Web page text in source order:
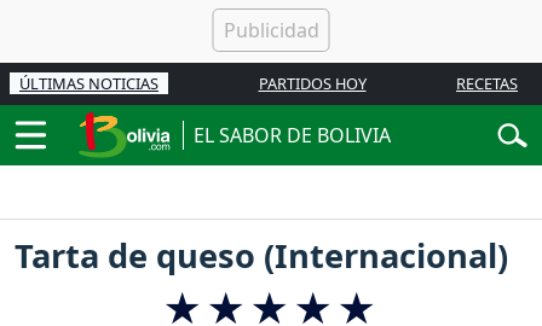
ÚLTIMAS NOTICIAS PARTIDOS HOY RECETAS
EL SABOR DE BOLIVIA
Tarta de queso (Internacional)